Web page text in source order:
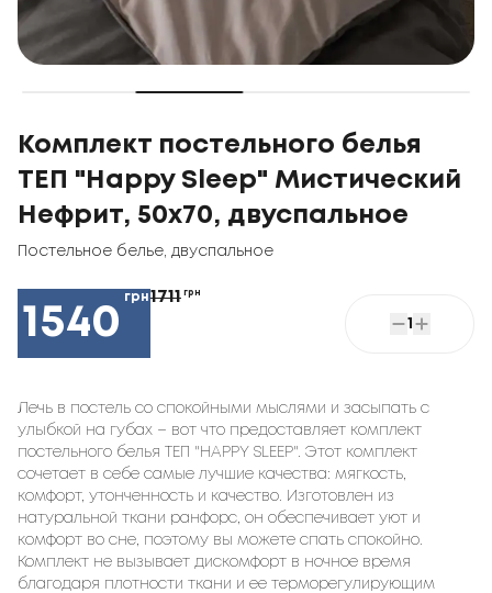
Комплект постельного белья
ТЕП "Happy Sleep" Мистический
Нефрит, 50x70, двуспальное
Постельное белье двуспальное
1540
грн1711 грн
1
Лечь в постель со спокойными мыслями и засыпать с
улыбкой на губах – вот что предоставляет комплект
постельного белья ТЕП "HAPPY SLEEP". Этот комплект
сочетает в себе самые лучшие качества: мягкость,
комфорт, утонченность и качество. Изготовлен из
натуральной ткани ранфорс, он обеспечивает уют и
комфорт во сне, поэтому вы можете спать спокойно.
Комплект не вызывает дискомфорт в ночное время
благодаря плотности ткани и ее терморегулирующим